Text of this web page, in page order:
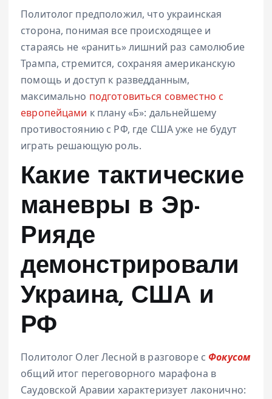
Политолог предположил, что украинская
сторона, понимая все происходящее и
стараясь не «ранить» лишний раз самолюбие
Трампа, стремится, сохраняя американскую
помощь и доступ к разведданным,
максимально подготовиться совместно с
европейцами к плану «Б»: дальнейшему
противостоянию с РФ, где США уже не будут
играть решающую роль.
Какие тактические
маневры в Эр-
Рияде
демонстрировали
Украина, США и
РФ
Политолог Олег Лесной в разговоре с Фокусом
общий итог переговорного марафона в
Саудовской Аравии характеризует лаконично: